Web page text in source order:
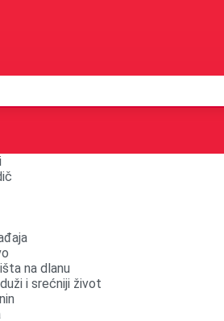
na dlanu
i srećniji život